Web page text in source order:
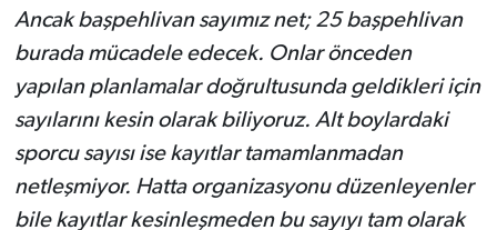
Ancak başpehlivan sayımız net; 25 başpehlivan
burada mücadele edecek. Onlar önceden
yapılan planlamalar doğrultusunda geldikleri için
sayılarını kesin olarak biliyoruz. Alt boylardaki
sporcu sayısı ise kayıtlar tamamlanmadan
netleşmiyor. Hatta organizasyonu düzenleyenler
bile kayıtlar kesinleşmeden bu sayıyı tam olarak